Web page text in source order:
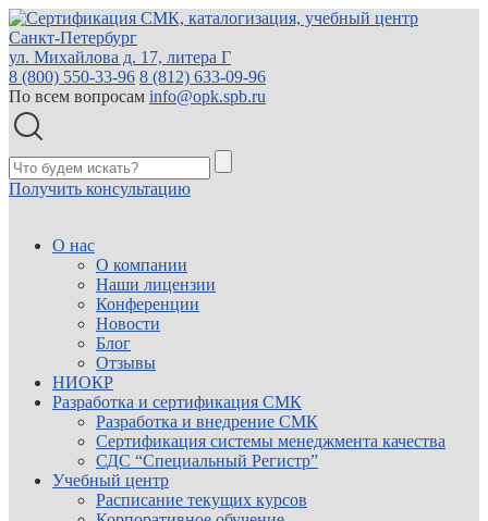
Санкт-Петербург
ул. Михайлова д. 17, литера Г
8 (800) 550-33-96 8 (812) 633-09-96
По всем вопросам info@opk.spb.ru
Получить консультацию
О нас
О компании
Наши лицензии
Конференции
Новости
Блог
Отзывы
НИОКР
Разработка и сертификация СМК
Разработка и внедрение СМК
Сертификация системы менеджмента качества
СДС “Специальный Регистр”
Учебный центр
Расписание текущих курсов